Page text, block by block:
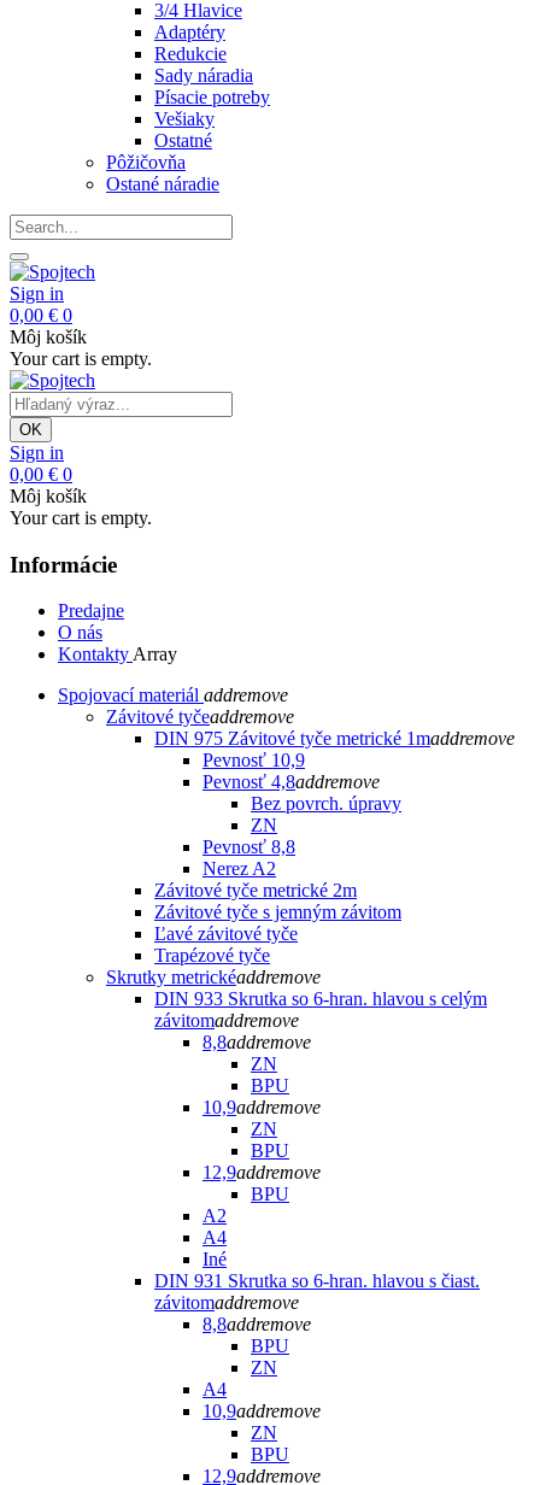
3/4 Hlavice
Adaptéry
Redukcie
Sady náradia
Písacie potreby
Vešiaky
Ostatné
Pôžičovňa
Ostané náradie
Sign in
0,00 € 0
Môj košík
Your cart is empty.
OK
Sign in
0,00 € 0
Môj košík
Your cart is empty.
Informácie
Predajne
O nás
KontaktyArray
Spojovací materiál addremove
Závitové tyčeaddremove
DIN 975 Závitové tyče metrické 1maddremove
Pevnosť 10,9
Pevnosť 4,8addremove
Bez povrch. úpravy
ZN
Pevnosť 8,8
Nerez A2
Závitové tyče metrické 2m
Závitové tyče s jemným závitom
Ľavé závitové tyče
Trapézové tyče
Skrutky metrickéaddremove
DIN 933 Skrutka so 6-hran. hlavou s celým
závitomaddremove
8,8addremove
ZN
BPU
10,9addremove
ZN
BPU
12,9addremove
BPU
A2
A4
Iné
DIN 931 Skrutka so 6-hran. hlavou s čiast.
závitomaddremove
8,8addremove
BPU
ZN
A4
10,9addremove
ZN
BPU
12,9addremove